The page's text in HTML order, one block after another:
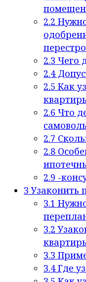
2.2
2.3 Чего
2.4
2.5 Как
2.6 Что
2.7
2.8
2.9 -
3 Узаконить
3.1
3.2
3.3
3.4Где